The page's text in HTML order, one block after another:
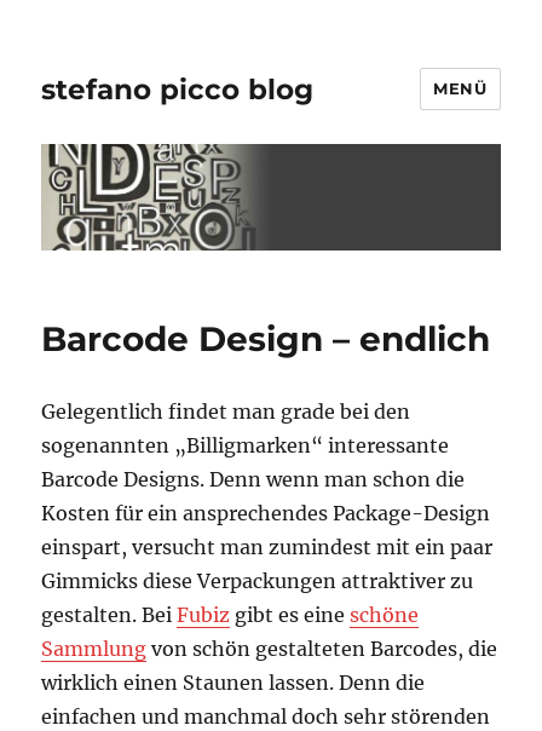
stefano picco blog MENÜ
Barcode Design – endlich
Gelegentlich findet man grade bei den
sogenannten „Billigmarken“ interessante
Barcode Designs. Denn wenn man schon die
Kosten für ein ansprechendes Package-Design
einspart, versucht man zumindest mit ein paar
Gimmicks diese Verpackungen attraktiver zu
gestalten. BeiFubiz gibt es eineschöne
Sammlung von schön gestalteten Barcodes, die
wirklich einen Staunen lassen. Denn die
einfachen und manchmal doch sehr störenden